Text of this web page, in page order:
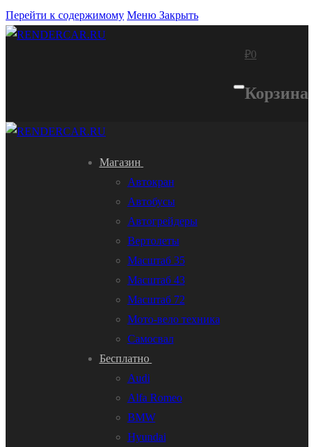
Перейти к содержимому Меню Закрыть
₽0
Корзина
Магазин
Автокран
Автобусы
Автогрейдеры
Вертолеты
Масштаб 35
Масштаб 43
Масштаб 72
Мото-вело техника
Самосвал
Бесплатно
Audi
Alfa Romeo
BMW
Hyundai